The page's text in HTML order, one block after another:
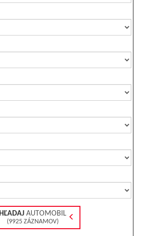
HĽADAJAUTOMOBIL
(9925 ZÁZNAMOV)